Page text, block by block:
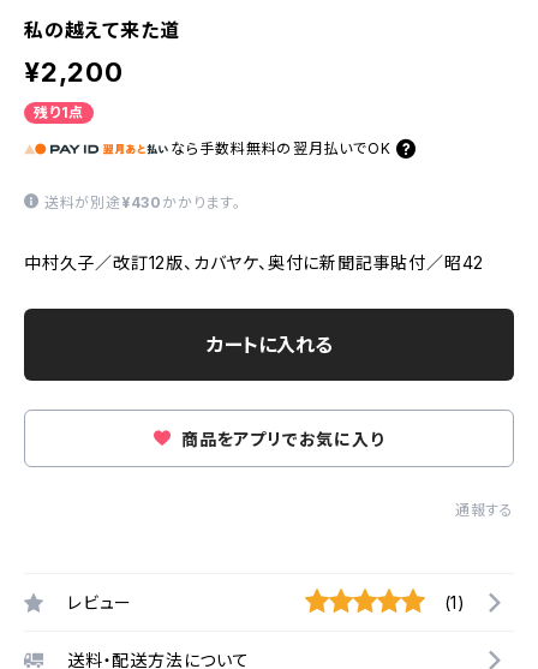
私の越えて来た道
¥2,200
残り1点
なら 手数料無料の 翌月払いでOK
送料が別途 ¥430 かかります。
中村久子／改訂12版、カバヤケ、奥付に新聞記事貼付／昭42
カートに入れる
商品をアプリでお気に入り
通報する
レビュー (1)
送料・配送方法について